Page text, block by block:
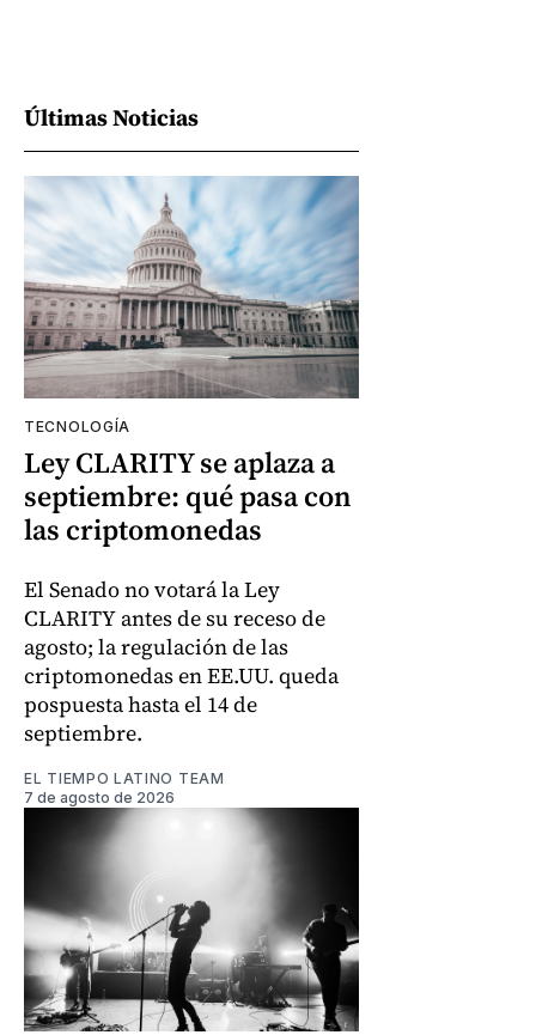
Últimas Noticias
TECNOLOGÍA
Ley CLARITY se aplaza a
septiembre: qué pasa con
las criptomonedas
El Senado no votará la Ley
CLARITY antes de su receso de
agosto; la regulación de las
criptomonedas en EE.UU. queda
pospuesta hasta el 14 de
septiembre.
EL TIEMPO LATINO TEAM
7 de agosto de 2026